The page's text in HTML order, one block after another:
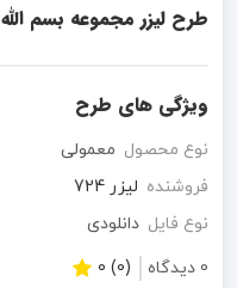
طرح لیزر مجموعه بسم الله
ویژگی های طرح
نوع محصول معمولی
فروشنده لیزر 724
نوع فایل دانلودی
0 دیدگاه
(0) 0